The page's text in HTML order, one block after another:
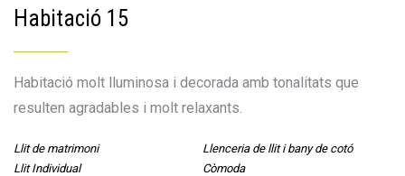
Habitació 15
Habitació molt lluminosa i decorada amb tonalitats que
resulten agradables i molt relaxants.
Llit de matrimoni
Llenceria de llit i bany de cotó
Llit Individual
Còmoda